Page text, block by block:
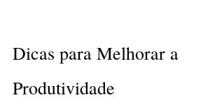
Dicas para Melhorar a
Produtividade